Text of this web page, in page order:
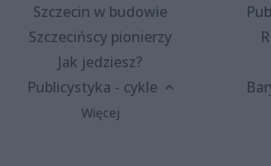
Szczecin w budowie
Szczecińscy pionierzy
Jak jedziesz?
Publicystyka - cykle
Więcej